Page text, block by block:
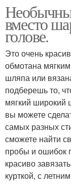
вместо
голове.
Это очень
обмотана
шляпа или
подберешь то,
мягкий широкий
вы можете
самых разных
сможете найти
пробы и ошибок
красиво
курткой, с